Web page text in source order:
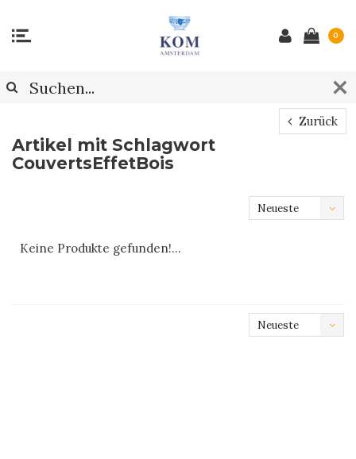
0
Zurück
Artikel mit Schlagwort
CouvertsEffetBois
Neueste
Keine Produkte gefunden!...
Neueste